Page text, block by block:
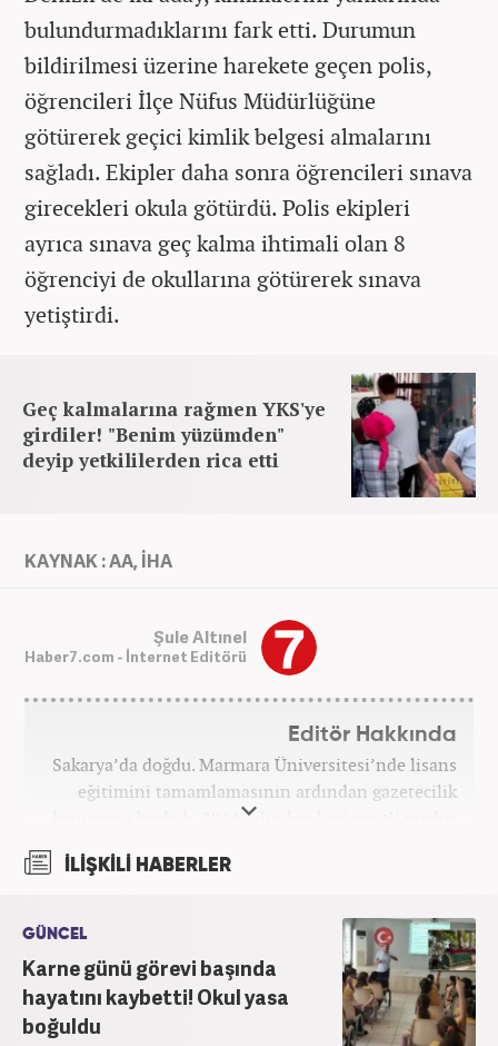
bulundurmadıklarını fark etti. Durumun
bildirilmesi üzerine harekete geçen polis,
öğrencileri İlçe Nüfus Müdürlüğüne
götürerek geçici kimlik belgesi almalarını
sağladı. Ekipler daha sonra öğrencileri sınava
girecekleri okula götürdü. Polis ekipleri
ayrıca sınava geç kalma ihtimali olan 8
öğrenciyi de okullarına götürerek sınava
yetiştirdi.
Geç kalmalarına rağmen YKS'ye
girdiler! "Benim yüzümden"
deyip yetkililerden rica etti
KAYNAK : AA, İHA
Şule Altınel
Haber7.com - İnternet Editörü
Editör Hakkında
Sakarya’da doğdu. Marmara Üniversitesi’nde lisans
eğitimini tamamlamasının ardından gazetecilik
kariyerine başladı. 2016 yılından beri çeşitli medya
itibaren Haber7’de ‘gündem editörü’ olarak
İLİŞKİLİ HABERLER
GÜNCEL
Karne günü görevi başında
hayatını kaybetti! Okul yasa
boğuldu